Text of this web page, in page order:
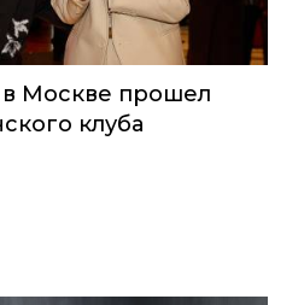
в Москве прошел
клуба